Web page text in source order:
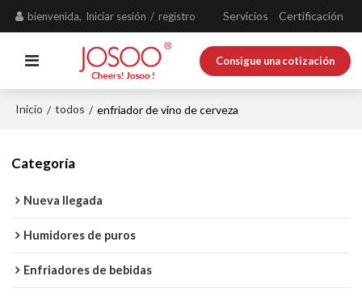
bienvenida, Iniciar sesión / registro Servicios Certificación
Consigue una cotización
Inicio / todos / enfriador de vino de cerveza
Categoría
Nueva llegada
Humidores de puros
Enfriadores de bebidas